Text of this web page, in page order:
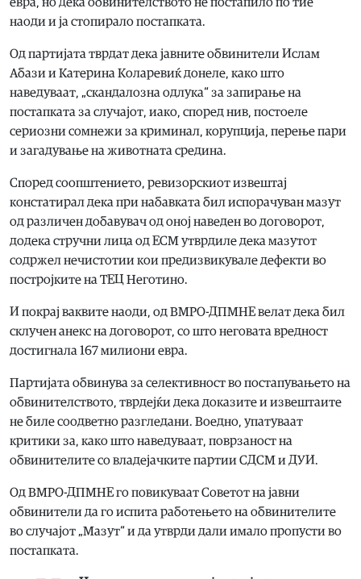
наоди и ја стопирало постапката.
Од партијата тврдат дека јавните обвинители Ислам
Абази и Катерина Коларевиќ донеле, како што
наведуваат, „скандалозна одлука“ за запирање на
постапката за случајот, иако, според нив, постоеле
сериозни сомнежи за криминал, корупција, перење пари
и загадување на животната средина.
Според соопштението, ревизорскиот извештај
констатирал дека при набавката бил испорачуван мазут
од различен добавувач од оној наведен во договорот,
додека стручни лица од ЕСМ утврдиле дека мазутот
содржел нечистотии кои предизвикувале дефекти во
постројките на ТЕЦ Неготино.
И покрај ваквите наоди, од ВМРО-ДПМНЕ велат дека бил
склучен анекс на договорот, со што неговата вредност
достигнала 167 милиони евра.
Партијата обвинува за селективност во постапувањето на
обвинителството, тврдејќи дека доказите и извештаите
не биле соодветно разгледани. Воедно, упатуваат
критики за, како што наведуваат, поврзаност на
обвинителите со владејачките партии СДСМ и ДУИ.
Од ВМРО-ДПМНЕ го повикуваат Советот на јавни
обвинители да го испита работењето на обвинителите
во случајот „Мазут“ и да утврди дали имало пропусти во
постапката.